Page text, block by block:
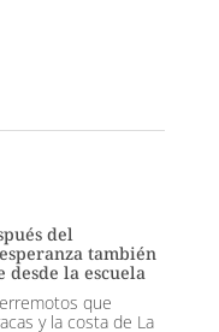
del
también
desde la escuela
que
y la costa de La